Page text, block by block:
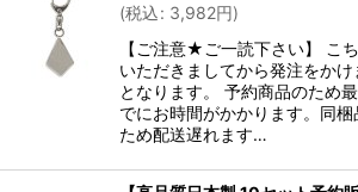
(税込: 3,982円)
【ご注意★ご一読下さい】 こ
いただきましてから発注をか
となります。 予約商品のため
でにお時間がかかります。同
ため配送遅れます…